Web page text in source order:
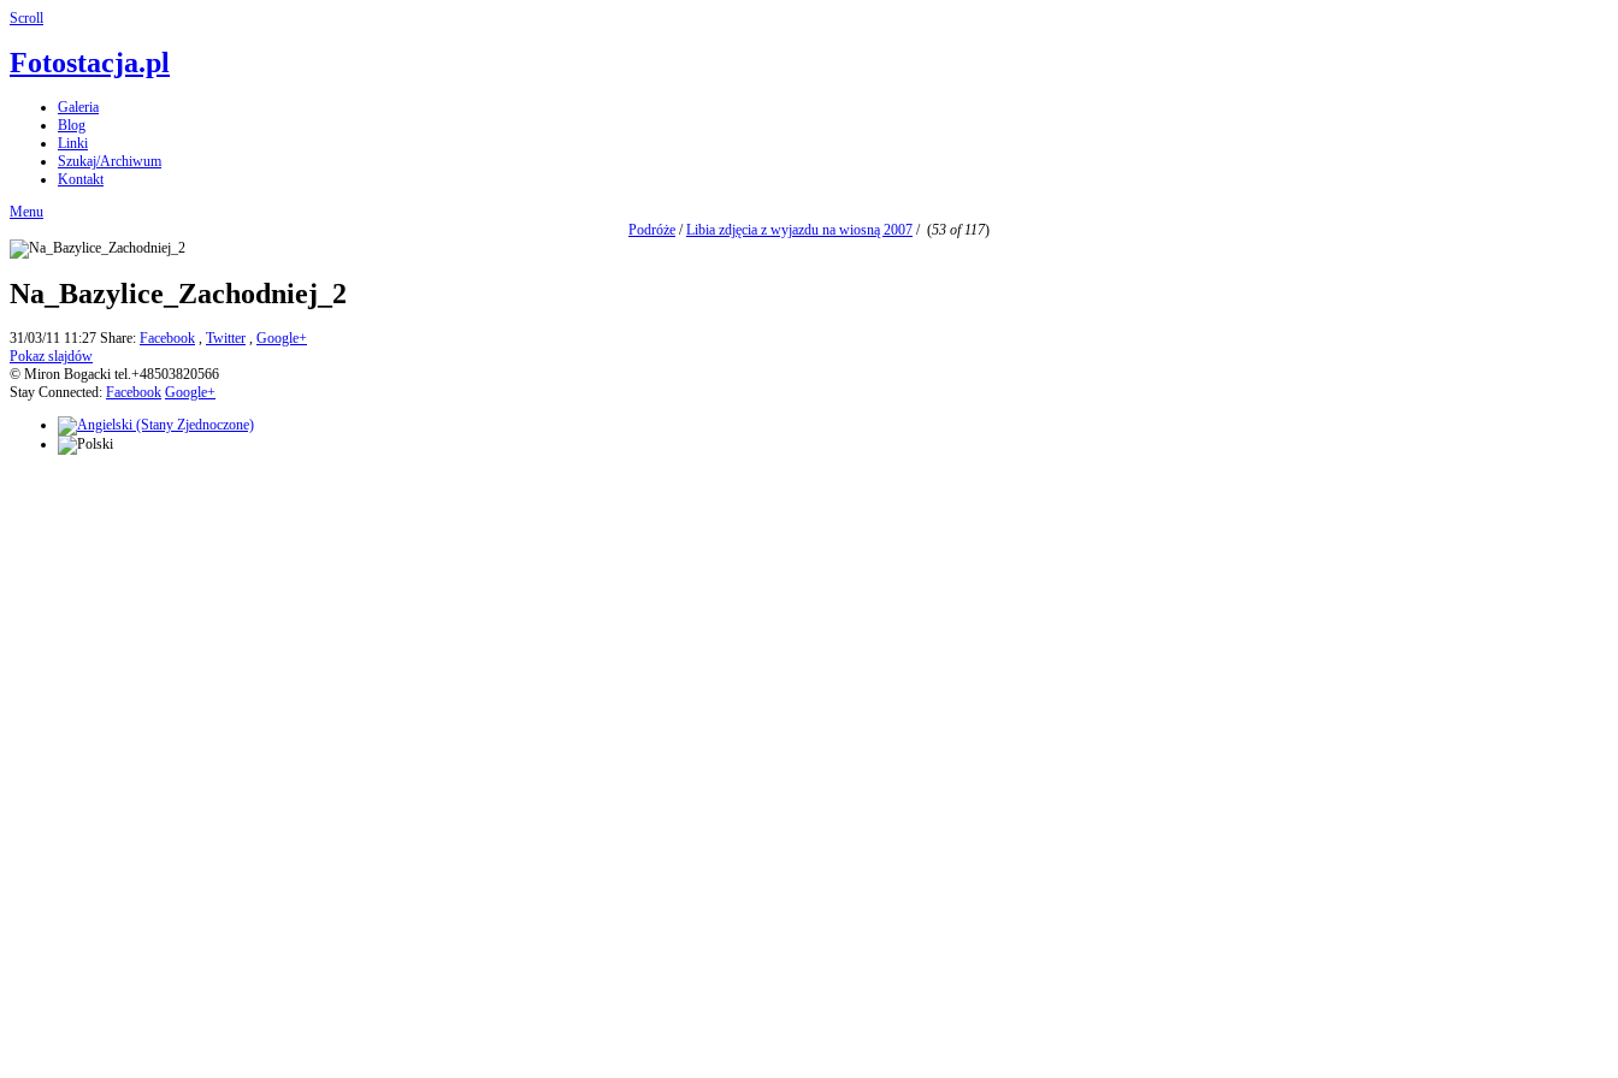
Scroll
Fotostacja.pl
Galeria
Blog
Linki
Szukaj/Archiwum
Kontakt
Menu
Podróże /Libia zdjęcia z wyjazdu na wiosną 2007 / (53 of 117)
Na_Bazylice_Zachodniej_2
31/03/11 11:27 Share: Facebook , Twitter , Google+
Pokaz slajdów
© Miron Bogacki tel.+48503820566
Stay Connected: Facebook Google+